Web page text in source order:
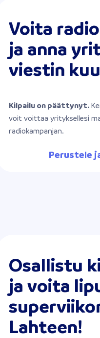
Voita
ja anna
viestin
Kilpailu on päättynyt.
voit voittaa yrityksellesi
radiokampanjan.
Perustele
Osallistu
ja voita
Lahteen!